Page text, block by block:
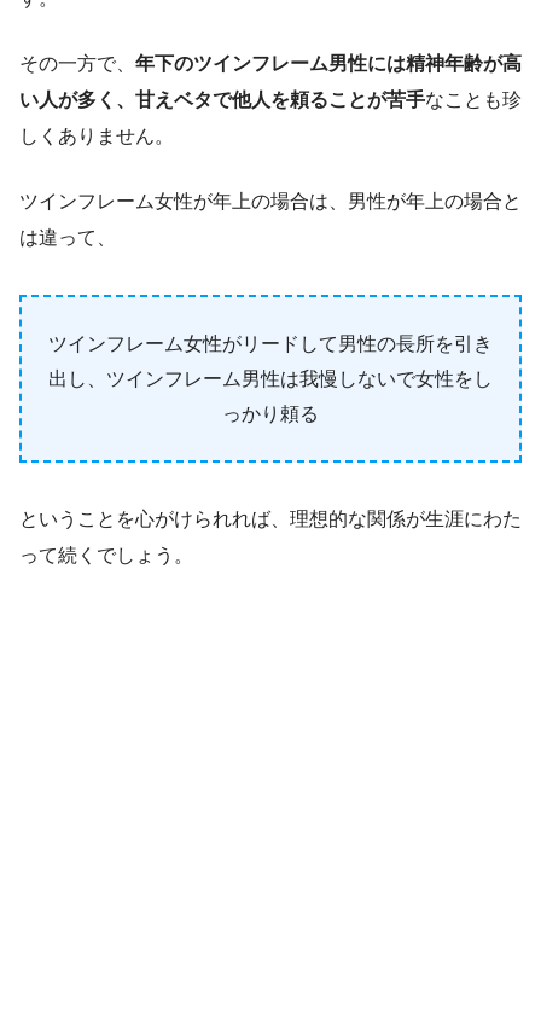
その一方で、 年下のツインフレーム男性には精神年齢が高
い人が多く、甘えベタで他人を頼ることが苦手なことも珍
しくありません。
ツインフレーム女性が年上の場合は、男性が年上の場合と
は違って、
ツインフレーム女性がリードして男性の長所を引き
出し、ツインフレーム男性は我慢しないで女性をし
っかり頼る
ということを心がけられれば、理想的な関係が生涯にわた
って続くでしょう。